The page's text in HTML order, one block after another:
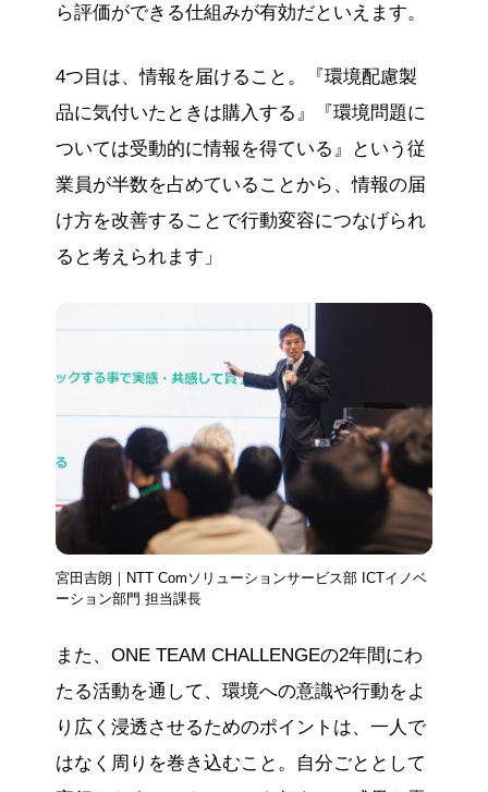
ら評価ができる仕組みが有効だといえます。
4つ目は、情報を届けること。『環境配慮製
品に気付いたときは購入する』『環境問題に
ついては受動的に情報を得ている』という従
業員が半数を占めていることから、情報の届
け方を改善することで行動変容につなげられ
ると考えられます」
宮田吉朗｜NTT Comソリューションサービス部 ICTイノベ
ーション部門 担当課長
また、ONE TEAM CHALLENGEの2年間にわ
たる活動を通して、環境への意識や行動をよ
り広く浸透させるためのポイントは、一人で
はなく周りを巻き込むこと。自分ごととして